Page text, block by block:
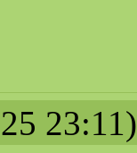
23:11)